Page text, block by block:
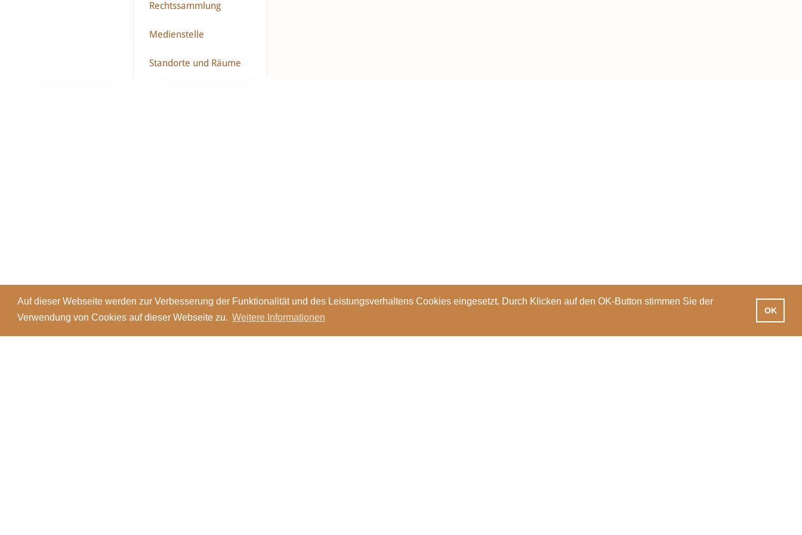
Auf dieser Webseite werden zur Verbesserung der Funktionalität und des Leistungsverhaltens Cookies eingesetzt. Durch Klicken auf den OK-Button stimmen Sie der
Verwendung von Cookies auf dieser Webseite zu. Weitere Informationen
OK
Rechtssammlung
Medienstelle
Standorte und Räume